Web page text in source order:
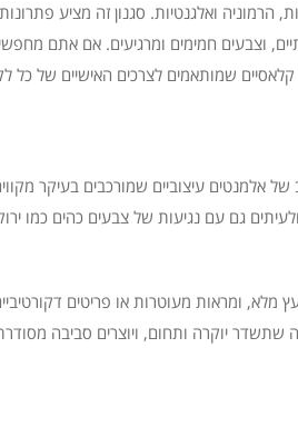
הרמוניה ואלגנטיות. סגנון זה מציע
וצבעים חמימים ומרגיעים. אם אתם
שמותאמים לצרכים האישיים של כל
אלמנטים עיצוביים שמורכבים בעיקר
גם עם נגיעות של צבעים כהים כמו
מלא, ומראות מעוטרות או פריטים
שתשדר יוקרה ותחום, ויוצרים סביבה